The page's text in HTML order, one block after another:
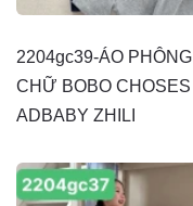
2204gc39-ÁO PHÔNG
CHỮ BOBO CHOSES
ADBABY ZHILI